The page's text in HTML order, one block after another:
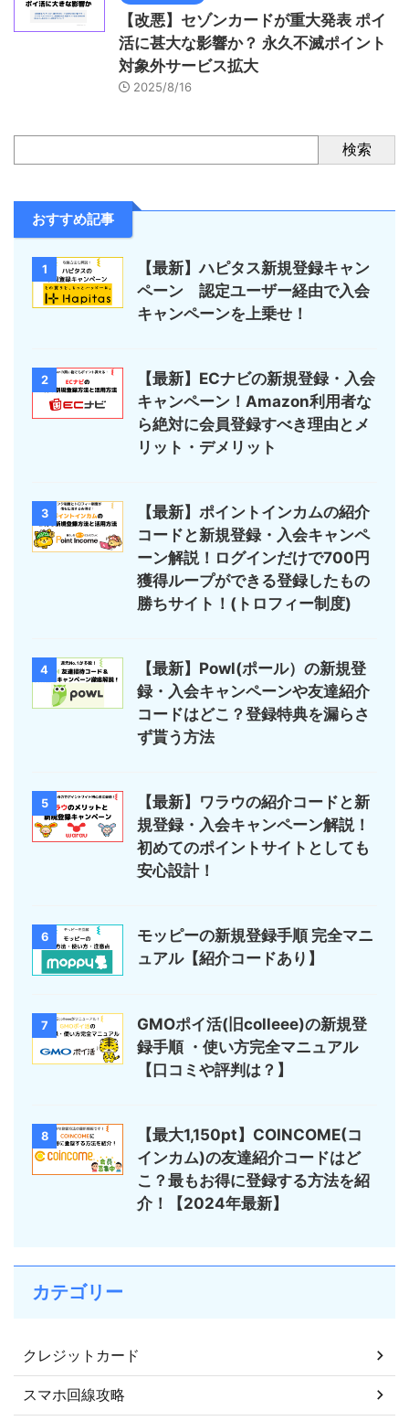
【改悪】セゾンカードが重大発表 ポイ
活に甚大な影響か？ 永久不滅ポイント
対象外サービス拡大
2025/8/16
検索
おすすめ記事
1
【最新】ハピタス新規登録キャン
ペーン 認定ユーザー経由で入会
キャンペーンを上乗せ！
2
【最新】ECナビの新規登録・入会
キャンペーン！Amazon利用者な
ら絶対に会員登録すべき理由とメ
リット・デメリット
3
【最新】ポイントインカムの紹介
コードと新規登録・入会キャンペ
ーン解説！ログインだけで700円
獲得ループができる登録したもの
勝ちサイト！(トロフィー制度)
4
【最新】Powl(ポール）の新規登
録・入会キャンペーンや友達紹介
コードはどこ？登録特典を漏らさ
ず貰う方法
5
【最新】ワラウの紹介コードと新
規登録・入会キャンペーン解説！
初めてのポイントサイトとしても
安心設計！
6
モッピーの新規登録手順 完全マニ
ュアル【紹介コードあり】
7
GMOポイ活(旧colleee)の新規登
録手順 ・使い方完全マニュアル
【口コミや評判は？】
8
【最大1,150pt】COINCOME(コ
インカム)の友達紹介コードはど
こ？最もお得に登録する方法を紹
介！【2024年最新】
カテゴリー
クレジットカード
スマホ回線攻略